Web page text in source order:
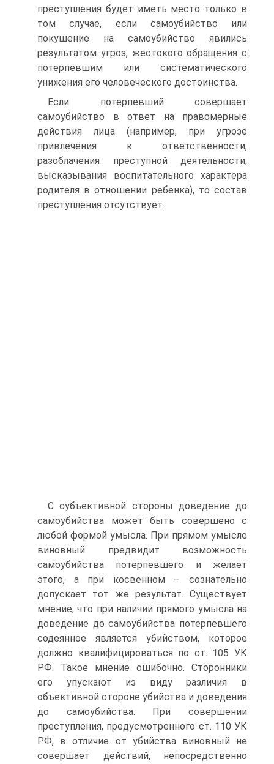
преступления будет иметь место только в
том случае, если самоубийство или
покушение на самоубийство явились
результатом угроз, жестокого обращения с
потерпевшим или систематического
унижения его человеческого достоинства.
Если потерпевший совершает
самоубийство в ответ на правомерные
действия лица (например, при угрозе
привлечения к ответственности,
разоблачения преступной деятельности,
высказывания воспитательного характера
родителя в отношении ребенка), то состав
преступления отсутствует.
С субъективной стороны доведение до
самоубийства может быть совершено с
любой формой умысла. При прямом умысле
виновный предвидит возможность
самоубийства потерпевшего и желает
этого, а при косвенном – сознательно
допускает тот же результат. Существует
мнение, что при наличии прямого умысла на
доведение до самоубийства потерпевшего
содеянное является убийством, которое
должно квалифицироваться по ст. 105 УК
РФ. Такое мнение ошибочно. Сторонники
его упускают из виду различия в
объективной стороне убийства и доведения
до самоубийства. При совершении
преступления, предусмотренного ст. 110 УК
РФ, в отличие от убийства виновный не
совершает действий, непосредственно